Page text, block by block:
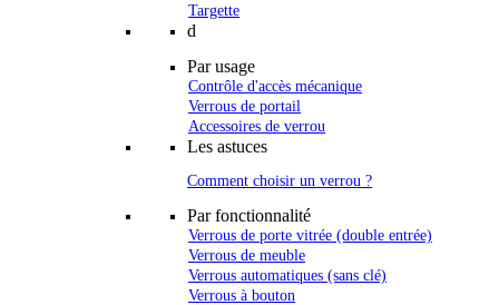
Targette
d
Par usage
Contrôle d'accès mécanique
Verrous de portail
Accessoires de verrou
Les astuces
Comment choisir un verrou ?
Par fonctionnalité
Verrous de porte vitrée (double entrée)
Verrous de meuble
Verrous automatiques (sans clé)
Verrous à bouton